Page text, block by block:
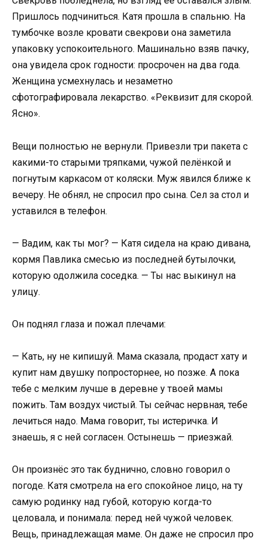
Пришлось подчиниться. Катя прошла в спальню. На
тумбочке возле кровати свекрови она заметила
упаковку успокоительного. Машинально взяв пачку,
она увидела срок годности: просрочен на два года.
Женщина усмехнулась и незаметно
сфотографировала лекарство. «Реквизит для скорой.
Ясно».
Вещи полностью не вернули. Привезли три пакета с
какими-то старыми тряпками, чужой пелёнкой и
погнутым каркасом от коляски. Муж явился ближе к
вечеру. Не обнял, не спросил про сына. Сел за стол и
уставился в телефон.
— Вадим, как ты мог? — Катя сидела на краю дивана,
кормя Павлика смесью из последней бутылочки,
которую одолжила соседка. — Ты нас выкинул на
улицу.
Он поднял глаза и пожал плечами:
— Кать, ну не кипишуй. Мама сказала, продаст хату и
купит нам двушку попросторнее, но позже. А пока
тебе с мелким лучше в деревне у твоей мамы
пожить. Там воздух чистый. Ты сейчас нервная, тебе
лечиться надо. Мама говорит, ты истеричка. И
знаешь, я с ней согласен. Остынешь — приезжай.
Он произнёс это так буднично, словно говорил о
погоде. Катя смотрела на его спокойное лицо, на ту
самую родинку над губой, которую когда-то
целовала, и понимала: перед ней чужой человек.
Вещь, принадлежащая маме. Он даже не спросил про